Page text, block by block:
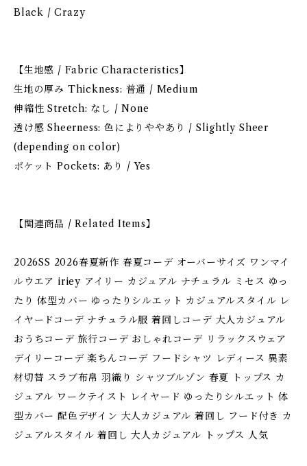
Black / Crazy
【生地感 / Fabric Characteristics】
生地の厚み Thickness: 普通 / Medium
伸縮性 Stretch: なし / None
透け感 Sheerness: 色によりややあり / Slightly Sheer
(depending on color)
ポケット Pockets: あり / Yes
【関連商品 / Related Items】
2026SS 2026春夏新作 春夏コーデ オーバーサイズ ワンマイ
ルウエア iriey アイリー カジュアル ナチュラル ミセス ゆっ
たり 体型カバー ゆったりシルエット カジュアルスタイル レ
イヤードコーデ ナチュラル服 着回しコーデ 大人カジュアル
おうちコーデ 旅行コーデ おしゃれコーデ リラックスウェア
デイリーコーデ 楽ちんコーデ フードシャツ レディース 異素
材切替 スラブ布帛 羽織り シャツブルゾン 春夏 トップス カ
ジュアル ワークテイスト レイヤード ゆったりシルエット 体
型カバー 配色デザイン 大人カジュアル 着回し フード付き カ
ジュアルスタイル 着回し 大人カジュアル トップス 人気